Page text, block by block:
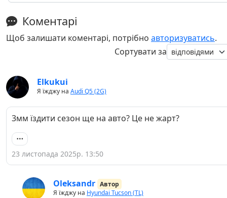
Коментарі
Щоб залишати коментарі, потрібно авторизуватись.
Сортувати за
Elkukui
Я їжджу на Audi Q5 (2G)
3мм їздити сезон ще на авто? Це не жарт?
23 листопада 2025р. 13:50
Oleksandr Автор
Я їжджу на Hyundai Tucson (TL)